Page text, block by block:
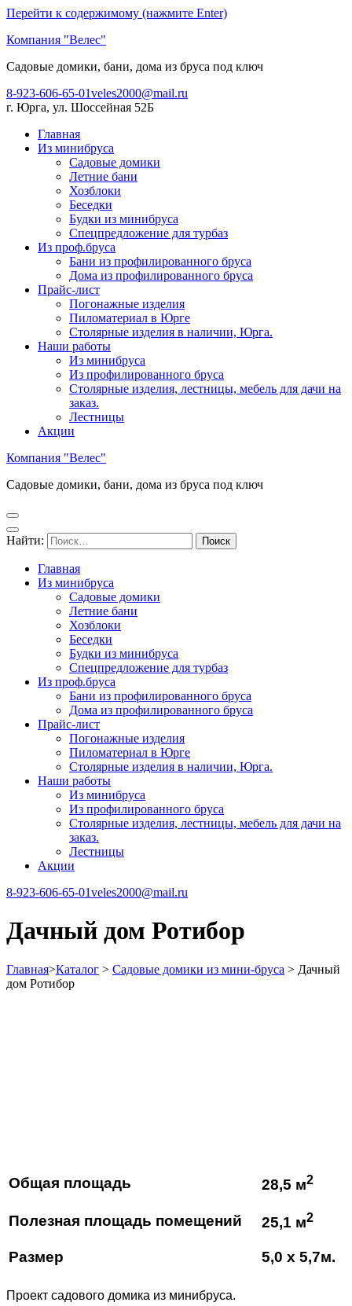
Перейти к содержимому (нажмите Enter)
Компания "Велес"
Садовые домики, бани, дома из бруса под ключ
8-923-606-65-01veles2000@mail.ru
г. Юрга, ул. Шоссейная 52Б
Главная
Из минибруса
Садовые домики
Летние бани
Хозблоки
Беседки
Будки из минибруса
Спецпредложение для турбаз
Из проф.бруса
Бани из профилированного бруса
Дома из профилированного бруса
Прайс-лист
Погонажные изделия
Пиломатериал в Юрге
Столярные изделия в наличии, Юрга.
Наши работы
Из минибруса
Из профилированного бруса
Столярные изделия, лестницы, мебель для дачи на
заказ.
Лестницы
Акции
Компания "Велес"
Садовые домики, бани, дома из бруса под ключ
Найти:
Главная
Из минибруса
Садовые домики
Летние бани
Хозблоки
Беседки
Будки из минибруса
Спецпредложение для турбаз
Из проф.бруса
Бани из профилированного бруса
Дома из профилированного бруса
Прайс-лист
Погонажные изделия
Пиломатериал в Юрге
Столярные изделия в наличии, Юрга.
Наши работы
Из минибруса
Из профилированного бруса
Столярные изделия, лестницы, мебель для дачи на
заказ.
Лестницы
Акции
8-923-606-65-01veles2000@mail.ru
Дачный дом Ротибор
Главная>Каталог > Садовые домики из мини-бруса > Дачный
дом Ротибор
Общая площадь 28,5 м2
Полезная площадь помещений 25,1 м2
Размер 5,0 х 5,7м.
Проект садового домика из минибруса.